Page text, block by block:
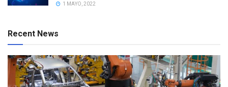
1 MAYO, 2022
Recent News